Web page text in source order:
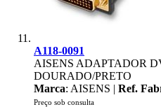
A118-0091
AISENS ADAPTADOR
DOURADO/PRETO
Marca: AISENS | Ref.
Preço sob consulta